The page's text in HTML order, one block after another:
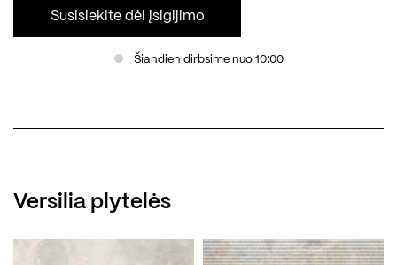
Susisiekite dėl įsigijimo
Šiandien dirbsime nuo 10:00
Versilia plytelės